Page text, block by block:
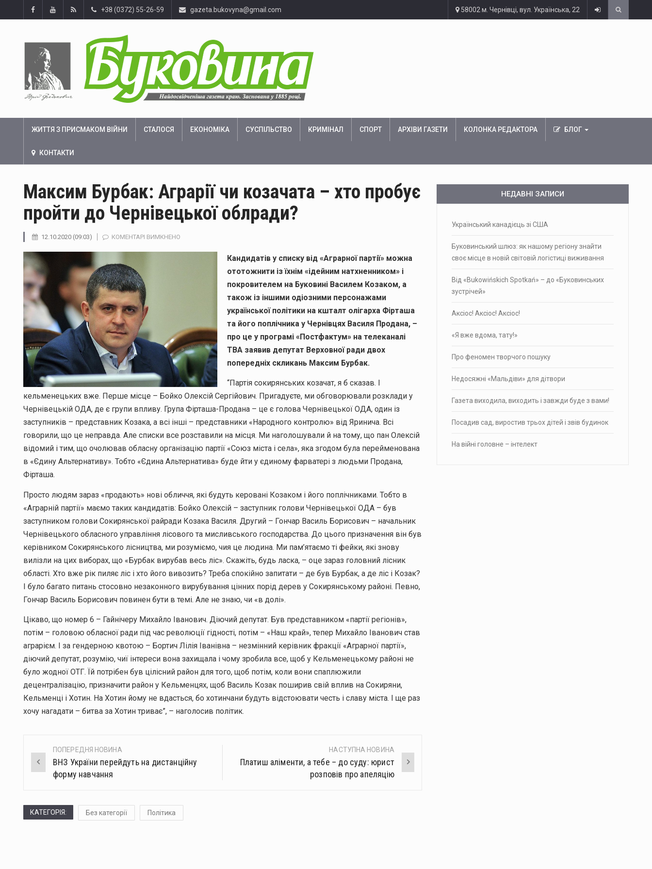
+38 (0372) 55-26-59 gazeta.bukovyna@gmail.com 58002 м. Чернівці, вул. Українська, 22
ЖИТТЯ З ПРИСМАКОМ ВІЙНИ СТАЛОСЯ ЕКОНОМІКА СУСПІЛЬСТВО КРИМІНАЛ СПОРТ АРХІВИ ГАЗЕТИ КОЛОНКА РЕДАКТОРА БЛОГ
КОНТАКТИ
Максим Бурбак: Аграрії чи козачата – хто пробує
пройти до Чернівецької облради?
12.10.2020 (09:03) КОМЕНТАРІ ВИМКНЕНО
ПРОЙТИ
ДО
ЧЕРНІВЕЦЬКОЇ
ОБЛРАДИ?
Кандидатів у списку від «Аграрної партії» можна
ототожнити із їхнім «ідейним натхненником» і
покровителем на Буковині Василем Козаком, а
також із іншими одіозними персонажами
української політики на кшталт олігарха Фірташа
та його поплічника у Чернівцях Василя Продана, –
про це у програмі «Постфактум» на телеканалі
TВA заявив депутат Верховної ради двох
попередніх скликань Максим Бурбак.
“Партія сокирянських козачат, я б сказав. І
кельменецьких вже. Перше місце – Бойко Олексій Сергійович. Пригадуєте, ми обговорювали розклади у
Чернівецькій ОДА, де є групи впливу. Група Фірташа-Продана – це є голова Чернівецької ОДА, один із
заступників – представник Козака, а всі інші – представники «Народного контролю» від Яринича. Всі
говорили, що це неправда. Але списки все розставили на місця. Ми наголошували й на тому, що пан Олексій
відомий і тим, що очолював обласну організацію партії «Союз міста і села», яка згодом була перейменована
в «Єдину Альтернативу». Тобто «Єдина Альтернатива» буде йти у єдиному фарватері з людьми Продана,
Фірташа.
Просто людям зараз «продають» нові обличчя, які будуть керовані Козаком і його поплічниками. Тобто в
«Аграрній партії» маємо таких кандидатів: Бойко Олексій – заступник голови Чернівецької ОДА – був
заступником голови Сокирянської райради Козака Василя. Другий – Гончар Василь Борисович – начальник
Чернівецького обласного управління лісового та мисливського господарства. До цього призначення він був
керівником Сокирянського лісництва, ми розуміємо, чия це людина. Ми пам’ятаємо ті фейки, які знову
вилізли на цих виборах, що «Бурбак вирубав весь ліс». Скажіть, будь ласка, – оце зараз головний лісник
області. Хто вже рік пиляє ліс і хто його вивозить? Треба спокійно запитати – де був Бурбак, а де ліс і Козак?
І було багато питань стосовно незаконного вирубування цінних порід дерев у Сокирянському районі. Певно,
Гончар Василь Борисович повинен бути в темі. Але не знаю, чи «в долі».
Цікаво, що номер 6 – Гайнічеру Михайло Іванович. Діючий депутат. Був представником «партії регіонів»,
потім – головою обласної ради під час революції гідності, потім – «Наш край», тепер Михайло Іванович став
аграрієм. І за гендерною квотою – Бортич Лілія Іванівна – незмінний керівник фракції «Аграрної партії»,
діючий депутат, розумію, чиї інтереси вона захищала і чому зробила все, щоб у Кельменецькому районі не
було жодної ОТГ. Їй потрібен був цілісний район для того, щоб потім, коли вони спаплюжили
децентралізацію, призначити район у Кельменцях, щоб Василь Козак поширив свій вплив на Сокиряни,
Кельменці і Хотин. На Хотин йому не вдасться, бо хотинчани будуть відстоювати честь і славу міста. І ще раз
хочу нагадати – битва за Хотин триває”, – наголосив політик.
Post
navigation
ПОПЕРЕДНЯ НОВИНА
ВНЗ України перейдуть на дистанційну
форму навчання
НАСТУПНА НОВИНА
Платиш аліменти, а тебе – до суду: юрист
розповів про апеляцію
КАТЕГОРІЯ: Без категорії Політика
НЕДАВНІ ЗАПИСИ
Український канадієць зі США
Буковинський шлюз: як нашому регіону знайти
своє місце в новій світовій логістиці виживання
Від «Bukowińskich Spotkań» – до «Буковинських
зустрічей»
Аксіос! Аксіос! Аксіос!
«Я вже вдома, тату!»
Про фено­мен твор­чого пошуку
Недосяжні «Мальдіви» для дітвори
Газета виходила, виходить і завжди буде з вами!
Посадив сад, виростив трьох дітей і звів будинок
На війні головне – інтелект